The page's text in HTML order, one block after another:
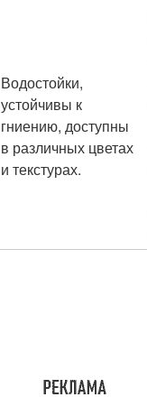
Водостойки,
устойчивы к
гниению, доступны
в различных цветах
и текстурах.